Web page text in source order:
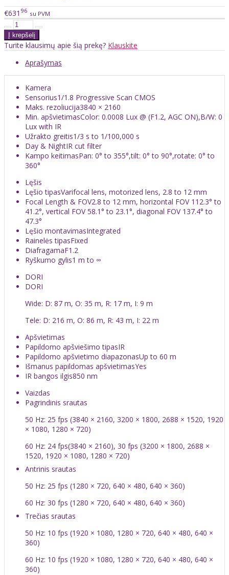
€631 96 su PVM
Turite klausimų apie šią prekę? Klauskite
Aprašymas
Kamera
Sensorius1/1.8 Progressive Scan CMOS
Maks. rezoliucija3840 × 2160
Min. apšvietimasColor: 0.0008 Lux @ (F1.2, AGC ON),B/W: 0
Lux with IR
Užrakto greitis1/3 s to 1/100,000 s
Day & NightIR cut filter
Kampo keitimasPan: 0° to 355°,tilt: 0° to 90°,rotate: 0° to
360°
Lęšis
Lęšio tipasVarifocal lens, motorized lens, 2.8 to 12 mm
Focal Length & FOV2.8 to 12 mm, horizontal FOV 112.3° to
41.2°, vertical FOV 58.1° to 23.1°, diagonal FOV 137.4° to
47.3°
Lęšio montavimasIntegrated
Rainelės tipasFixed
DiafragamaF1.2
Ryškumo gylis1 m to ∞
DORI
DORI
Wide: D: 87 m, O: 35 m, R: 17 m, I: 9 m
Tele: D: 216 m, O: 86 m, R: 43 m, I: 22 m
Apšvietimas
Papildomo apšviešimo tipasIR
Papildomo apšvietimo diapazonasUp to 60 m
Išmanus papildomas apšvietimasYes
IR bangos ilgis850 nm
Vaizdas
Pagrindinis srautas
50 Hz: 25 fps (3840 × 2160, 3200 × 1800, 2688 × 1520, 1920
× 1080, 1280 × 720)
60 Hz: 24 fps(3840 × 2160), 30 fps (3200 × 1800, 2688 ×
1520, 1920 × 1080, 1280 × 720)
Antrinis srautas
50 Hz: 25 fps (1280 × 720, 640 × 480, 640 × 360)
60 Hz: 30 fps (1280 × 720, 640 × 480, 640 × 360)
Trečias srautas
50 Hz: 10 fps (1920 × 1080, 1280 × 720, 640 × 480, 640 ×
360)
60 Hz: 10 fps (1920 × 1080, 1280 × 720, 640 × 480, 640 ×
360)